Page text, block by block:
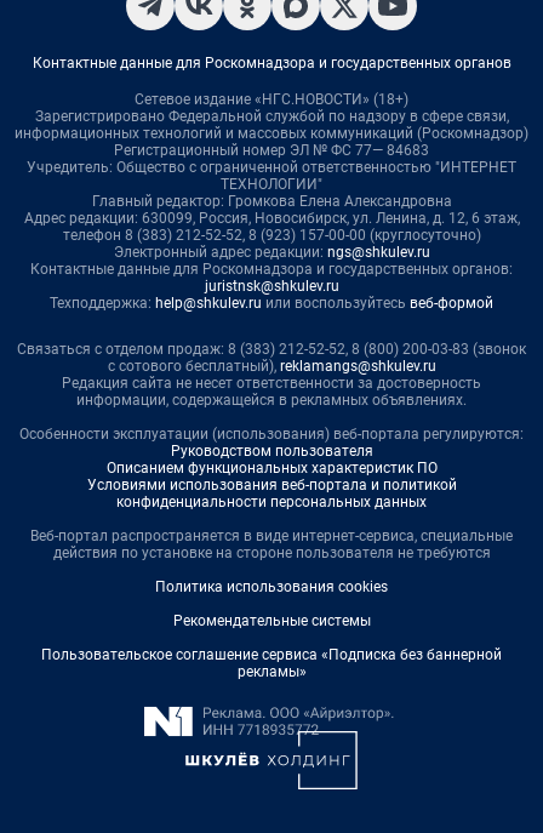
Контактные данные для Роскомнадзора и государственных органов
Сетевое издание «НГС.НОВОСТИ» (18+)
Зарегистрировано Федеральной службой по надзору в сфере связи,
информационных технологий и массовых коммуникаций (Роскомнадзор)
Регистрационный номер ЭЛ № ФС 77— 84683
Учредитель: Общество с ограниченной ответственностью "ИНТЕРНЕТ
ТЕХНОЛОГИИ"
Главный редактор: Громкова Елена Александровна
Адрес редакции: 630099, Россия, Новосибирск, ул. Ленина, д. 12, 6 этаж,
телефон 8 (383) 212-52-52, 8 (923) 157-00-00 (круглосуточно)
Электронный адрес редакции: ngs@shkulev.ru
Контактные данные для Роскомнадзора и государственных органов:
juristnsk@shkulev.ru
Техподдержка: help@shkulev.ru или воспользуйтесь веб-формой
Связаться с отделом продаж: 8 (383) 212-52-52, 8 (800) 200-03-83 (звонок
с сотового бесплатный), reklamangs@shkulev.ru
Редакция сайта не несет ответственности за достоверность
информации, содержащейся в рекламных объявлениях.
Особенности эксплуатации (использования) веб-портала регулируются:
Руководством пользователя
Описанием функциональных характеристик ПО
Условиями использования веб-портала и политикой
конфиденциальности персональных данных
Веб-портал распространяется в виде интернет-сервиса, специальные
действия по установке на стороне пользователя не требуются
Политика использования cookies
Рекомендательные системы
Пользовательское соглашение сервиса «Подписка без баннерной
рекламы»